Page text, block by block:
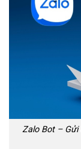
Zalo Bot –